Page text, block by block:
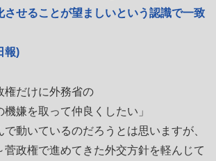
させることが望ましいという認識で一致
報)
権だけに外務省の
機嫌を取って仲良くしたい」
で動いているのだろうとは思いますが、
菅政権で進めてきた外交方針を軽んじて